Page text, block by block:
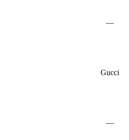
—
Gucci
—